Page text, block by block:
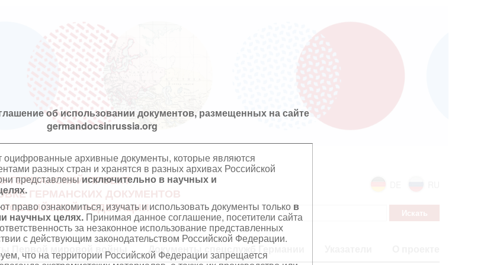
об использовании документов, размещенных на сайте
germandocsinrussia.org
оцифрованные архивные документы, которые являются
разных стран и хранятся в разных архивах Российской
представленыисключительно в научных и
право ознакомиться, изучать и использовать документы только в
научных целях. Принимая данное соглашение, посетители сайта
за незаконное использование представленных
с действующим законодательством Российской Федерации.
что на территории Российской Федерации запрещается
ГЕРМАНСКИЙ ПРОЕКТ
ГЕРМАНСКИХ ДОКУМЕНТОВ
ФЕДЕРАЦИИ
Первой мировой войны Документы спецслужб Германии